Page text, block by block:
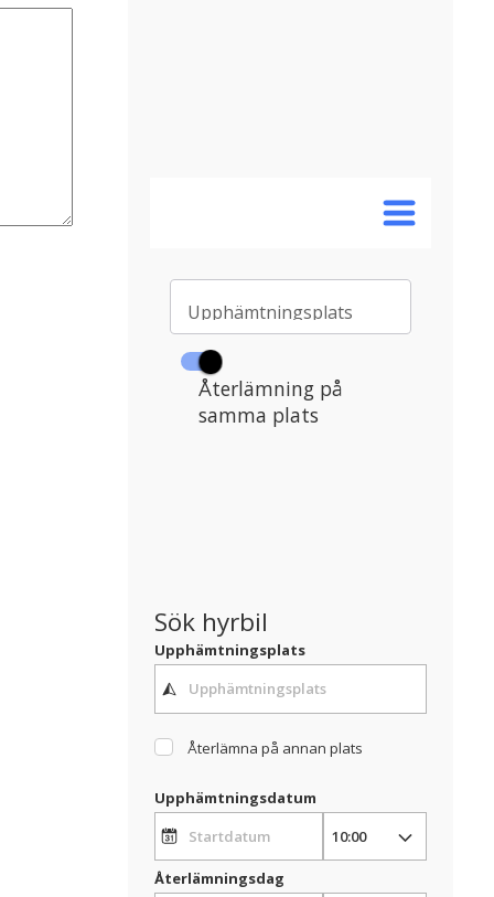
Sök hyrbil
Upphämtningsplats
Återlämna på annan plats
Upphämtningsdatum
Återlämningsdag